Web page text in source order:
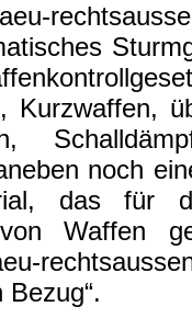
Kurzwaffen,
noch
das für
von Waffen